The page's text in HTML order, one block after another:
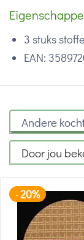
3 stuks
EAN:
Andere
Door jou
-20%